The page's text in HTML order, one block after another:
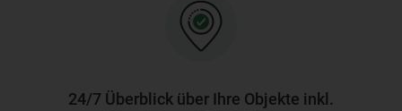
24/7 Überblick über Ihre Objekte inkl.